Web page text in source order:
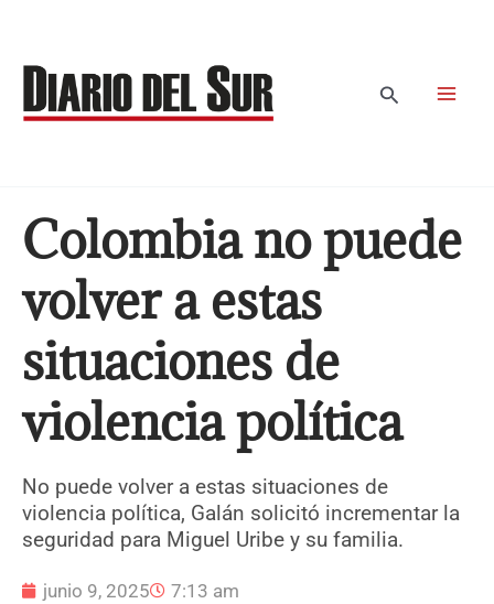
contenido
Buscar
Colombia no puede
volver a estas
situaciones de
violencia política
No puede volver a estas situaciones de
violencia política, Galán solicitó incrementar la
seguridad para Miguel Uribe y su familia.
junio 9, 2025 7:13 am